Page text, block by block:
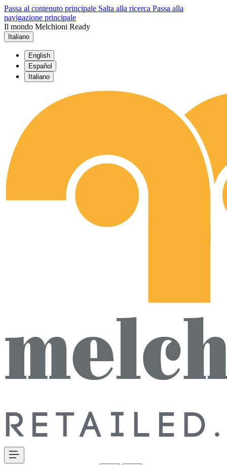
Passa al contenuto principale Salta alla ricerca Passa alla
navigazione principale
Il mondo Melchioni Ready
Italiano
English
Español
Italiano